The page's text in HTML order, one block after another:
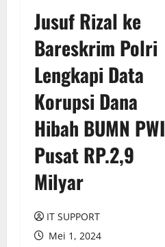
Jusuf Rizal ke
Bareskrim Polri
Lengkapi Data
Korupsi Dana
Hibah BUMN PWI
Pusat RP.2,9
Milyar
IT SUPPORT
Mei 1, 2024